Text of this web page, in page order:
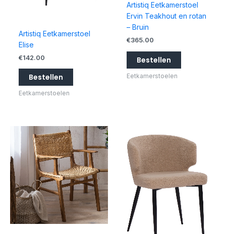
Artistiq Eetkamerstoel
Elise
€142.00
Bestellen
Eetkamerstoelen
Artistiq Eetkamerstoel
Ervin Teakhout en rotan
– Bruin
€365.00
Bestellen
Eetkamerstoelen